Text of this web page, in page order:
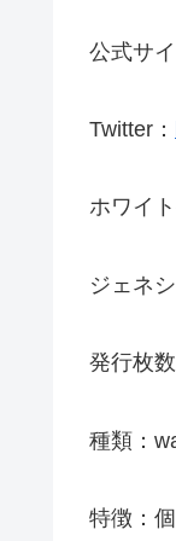
公式サイ
Twitter：
ホワイ
ジェネ
発行枚
種類：
特徴：